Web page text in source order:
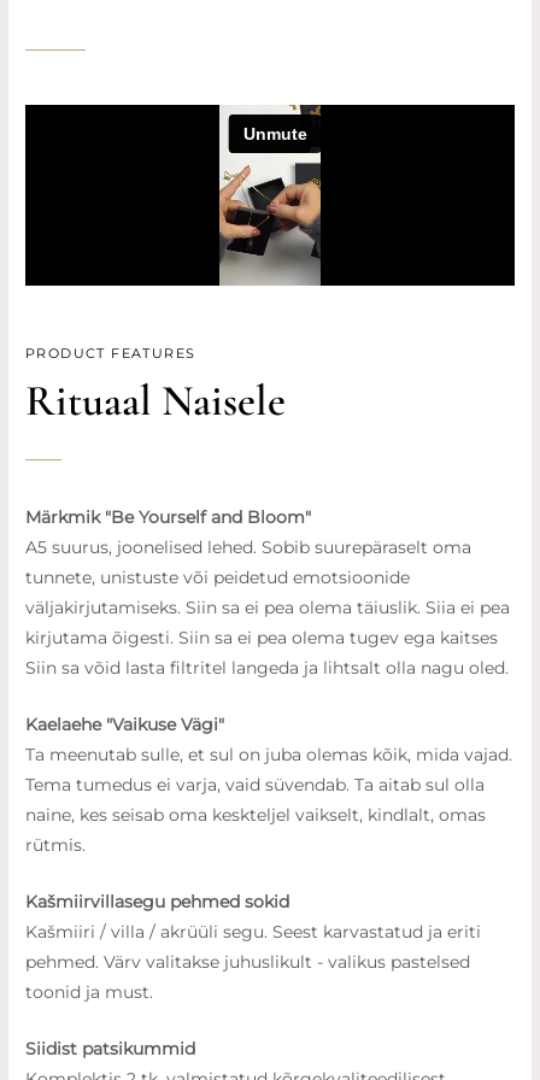
PRODUCT FEATURES
Rituaal Naisele
Märkmik "Be Yourself and Bloom"
A5 suurus, joonelised lehed. Sobib suurepäraselt oma
tunnete, unistuste või peidetud emotsioonide
väljakirjutamiseks. Siin sa ei pea olema täiuslik. Siia ei pea
kirjutama õigesti. Siin sa ei pea olema tugev ega kaitses
Siin sa võid lasta filtritel langeda ja lihtsalt olla nagu oled.
Kaelaehe "Vaikuse Vägi"
Ta meenutab sulle, et sul on juba olemas kõik, mida vajad.
Tema tumedus ei varja, vaid süvendab. Ta aitab sul olla
naine, kes seisab oma keskteljel vaikselt, kindlalt, omas
rütmis.
Kašmiirvillasegu pehmed sokid
Kašmiiri / villa / akrüüli segu. Seest karvastatud ja eriti
pehmed. Värv valitakse juhuslikult - valikus pastelsed
toonid ja must.
Siidist patsikummid